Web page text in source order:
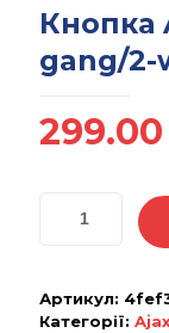
Кнопка
gang/2-
299.00
Артикул:
Категорії: